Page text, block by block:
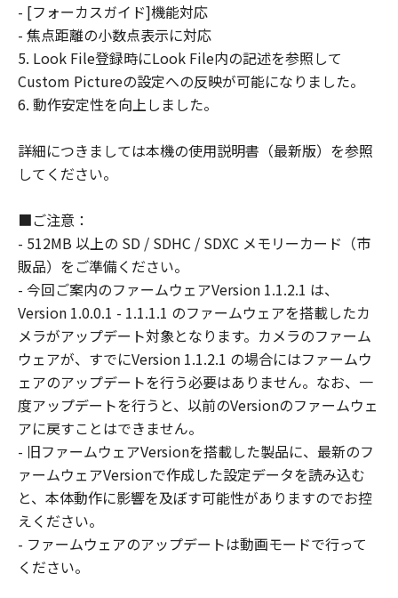
じるいかなる紛争についても、一切責任を
負わないものとします。
契約期間
(1) 本契約は、お客様が、『ダウンロード
し、下記(2)または(3)により終了されるま
で有効に存続します。
の当該製品にインストールされた「許諾ソ
フトウェア」を消去することにより、本契
約を終了させることができます。
(3) お客様が本契約のいずれかの条項に違
反した場合、本契約は直ちに終了します。
(4) お客様は、上記(3) による本契約の終了
後直ちにすべての「許諾ソフトウェア」を
消去するものとします。
分離可能性
本契約のいかなる条項が無効となった場合
でも、本契約のそれ以外の部分は効力を有
するものとします。
U.S. GOVERNMENT RESTRICTED RIGHTS
NOTICE:
- [フォーカスガイド]機能対応
- 焦点距離の小数点表示に対応
5. Look File登録時にLook File内の記述を参照して
Custom Pictureの設定への反映が可能になりました。
6. 動作安定性を向上しました。
詳細につきましては本機の使用説明書（最新版）を参照
してください。
■ご注意：
- 512MB 以上の SD / SDHC / SDXC メモリーカード（市
販品）をご準備ください。
- 今回ご案内のファームウェアVersion 1.1.2.1 は、
Version 1.0.0.1 - 1.1.1.1 のファームウェアを搭載したカ
メラがアップデート対象となります。カメラのファーム
ウェアが、すでにVersion 1.1.2.1 の場合にはファームウ
ェアのアップデートを行う必要はありません。なお、一
度アップデートを行うと、以前のVersionのファームウェ
アに戻すことはできません。
- 旧ファームウェアVersionを搭載した製品に、最新のフ
ァームウェアVersionで作成した設定データを読み込む
と、本体動作に影響を及ぼす可能性がありますのでお控
えください。
- ファームウェアのアップデートは動画モードで行って
ください。